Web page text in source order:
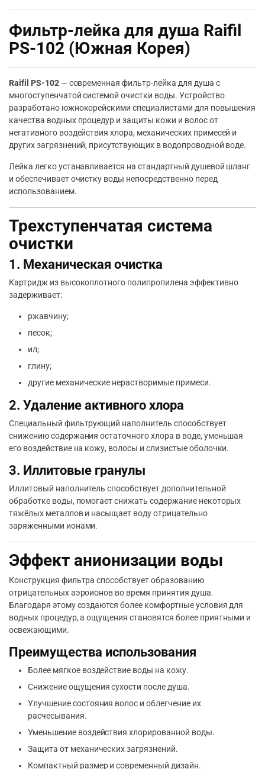
Фильтр-лейка для душа Raifil
PS-102 (Южная Корея)
Raifil PS-102— современная фильтр-лейка для душа с
многоступенчатой системой очистки воды. Устройство
разработано южнокорейскими специалистами для повышения
качества водных процедур и защиты кожи и волос от
негативного воздействия хлора, механических примесей и
других загрязнений, присутствующих в водопроводной воде.
Лейка легко устанавливается на стандартный душевой шланг
и обеспечивает очистку воды непосредственно перед
использованием.
Трехступенчатая система
очистки
1. Механическая очистка
Картридж из высокоплотного полипропилена эффективно
задерживает:
ржавчину;
песок;
ил;
глину;
другие механические нерастворимые примеси.
2. Удаление активного хлора
Специальный фильтрующий наполнитель способствует
снижению содержания остаточного хлора в воде, уменьшая
его воздействие на кожу, волосы и слизистые оболочки.
3. Иллитовые гранулы
Иллитовый наполнитель способствует дополнительной
обработке воды, помогает снижать содержание некоторых
тяжёлых металлов и насыщает воду отрицательно
заряженными ионами.
Эффект анионизации воды
Конструкция фильтра способствует образованию
отрицательных аэроионов во время принятия душа.
Благодаря этому создаются более комфортные условия для
водных процедур, а ощущения становятся более приятными и
освежающими.
Преимущества использования
Более мягкое воздействие воды на кожу.
Снижение ощущения сухости после душа.
Улучшение состояния волос и облегчение их
расчесывания.
Уменьшение воздействия хлорированной воды.
Защита от механических загрязнений.
Компактный размер и современный дизайн.